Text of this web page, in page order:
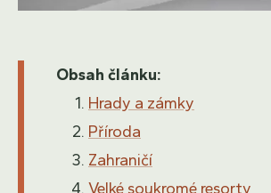
Obsah článku:
Hrady a zámky
Příroda
Zahraničí
Velké soukromé resorty